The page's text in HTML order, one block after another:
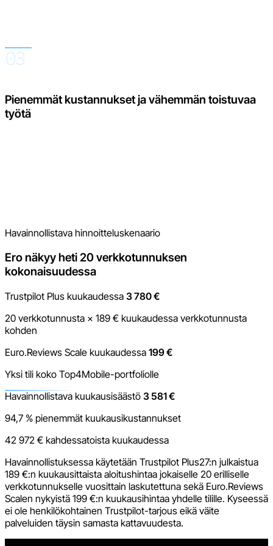
03
Pienemmät kustannukset ja vähemmän toistuvaa
työtä
Havainnollistava hinnoitteluskenaario
Ero näkyy heti 20 verkkotunnuksen
kokonaisuudessa
Trustpilot Plus kuukaudessa 3 780 €
20 verkkotunnusta × 189 € kuukaudessa verkkotunnusta
kohden
Euro.Reviews Scale kuukaudessa 199 €
Yksi tili koko Top4Mobile-portfoliolle
Havainnollistava kuukausisäästö 3 581 €
94,7 % pienemmät kuukausikustannukset
42 972 € kahdessatoista kuukaudessa
Havainnollistuksessa käytetään Trustpilot Plus27:n julkaistua
189 €:n kuukausittaista aloitushintaa jokaiselle 20 erilliselle
verkkotunnukselle vuosittain laskutettuna sekä Euro.Reviews
Scalen nykyistä 199 €:n kuukausihintaa yhdelle tilille. Kyseessä
ei ole henkilökohtainen Trustpilot-tarjous eikä väite
palveluiden täysin samasta kattavuudesta.